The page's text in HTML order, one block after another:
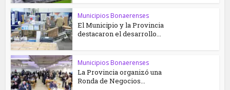
Municipios Bonaerenses
El Municipio y la Provincia
destacaron el desarrollo...
Municipios Bonaerenses
La Provincia organizó una
Ronda de Negocios...